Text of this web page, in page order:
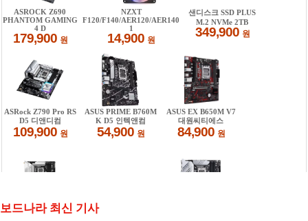
보드나라 최신 기사